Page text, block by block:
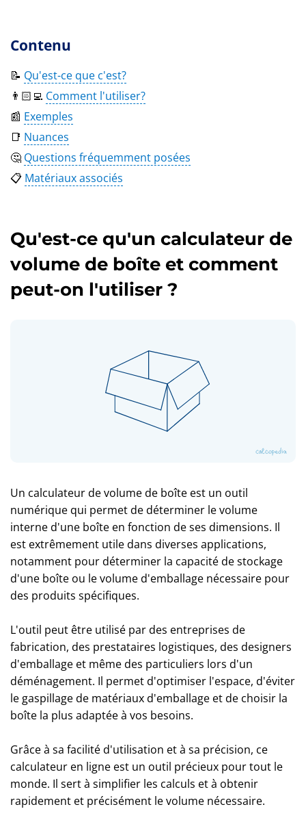
Contenu
📝 Qu'est-ce que c'est?
👨🏻‍💻 Comment l'utiliser?
📰 Exemples
📑 Nuances
🤔 Questions fréquemment posées
📋 Matériaux associés
Qu'est-ce qu'un calculateur de
volume de boîte et comment
peut-on l'utiliser ?
Un calculateur de volume de boîte est un outil
numérique qui permet de déterminer le volume
interne d'une boîte en fonction de ses dimensions. Il
est extrêmement utile dans diverses applications,
notamment pour déterminer la capacité de stockage
d'une boîte ou le volume d'emballage nécessaire pour
des produits spécifiques.
L'outil peut être utilisé par des entreprises de
fabrication, des prestataires logistiques, des designers
d'emballage et même des particuliers lors d'un
déménagement. Il permet d'optimiser l'espace, d'éviter
le gaspillage de matériaux d'emballage et de choisir la
boîte la plus adaptée à vos besoins.
Grâce à sa facilité d'utilisation et à sa précision, ce
calculateur en ligne est un outil précieux pour tout le
monde. Il sert à simplifier les calculs et à obtenir
rapidement et précisément le volume nécessaire.